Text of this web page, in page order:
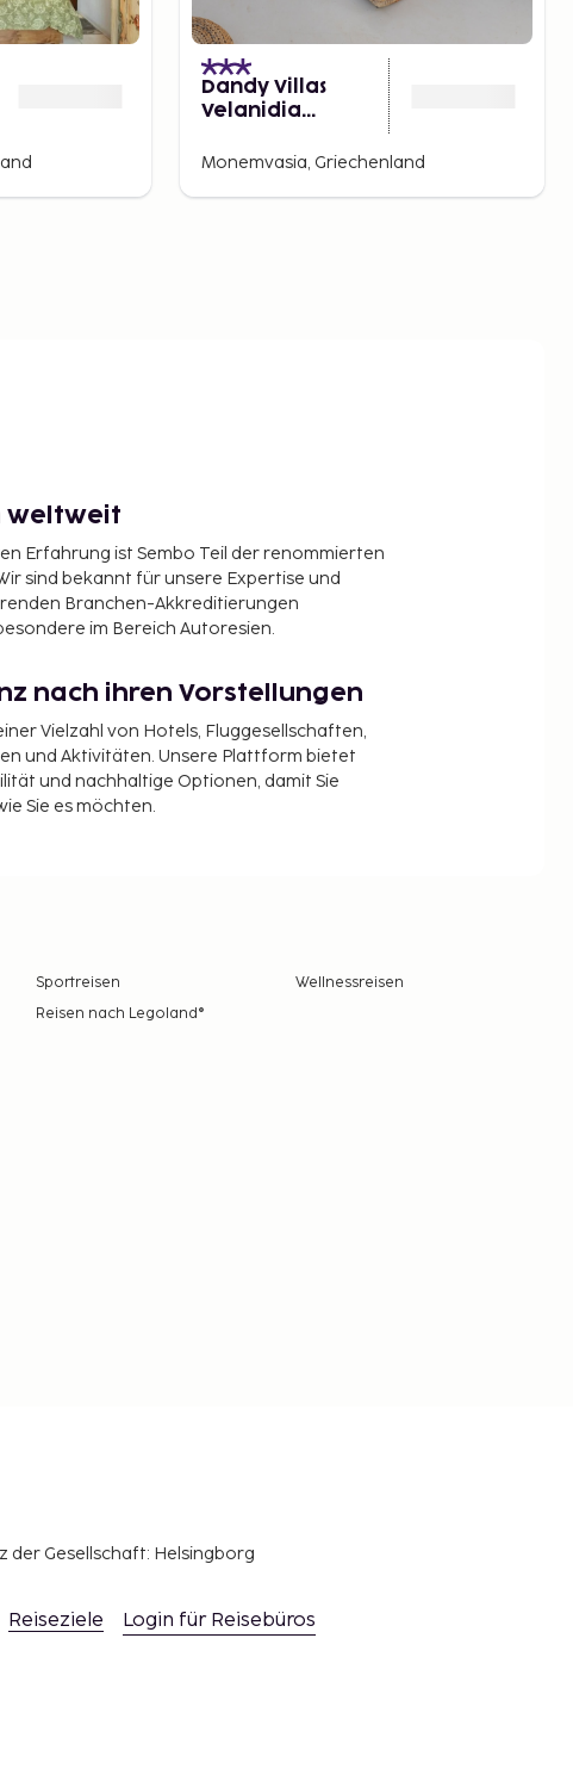
Dandy Villas
Velanidia
Monemvasia, Griechenland
weltweit
Erfahrung ist Sembo Teil der renommierten
sind bekannt für unsere Expertise und
Branchen-Akkreditierungen
im Bereich Autoresien.
nach ihren Vorstellungen
Vielzahl von Hotels, Fluggesellschaften,
und Aktivitäten. Unsere Plattform bietet
und nachhaltige Optionen, damit Sie
Sie es möchten.
Sportreisen
Wellnessreisen
Reisen nach Legoland®
der Gesellschaft: Helsingborg
Reiseziele Login für Reisebüros